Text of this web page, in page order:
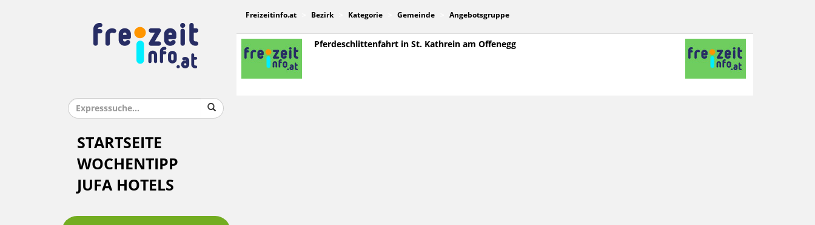
STARTSEITE
WOCHENTIPP
JUFA HOTELS
Freizeitinfo.at Bezirk Kategorie Gemeinde Angebotsgruppe
Pferdeschlittenfahrt in St. Kathrein am Offenegg